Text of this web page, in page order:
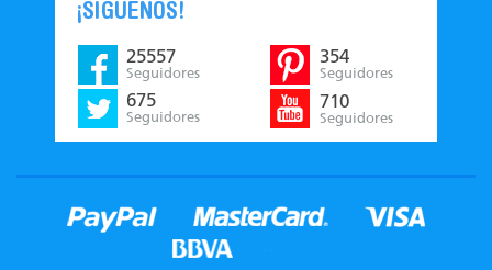
¡SÍGUENOS!
25557
Seguidores
675
Seguidores
354
Seguidores
710
Seguidores